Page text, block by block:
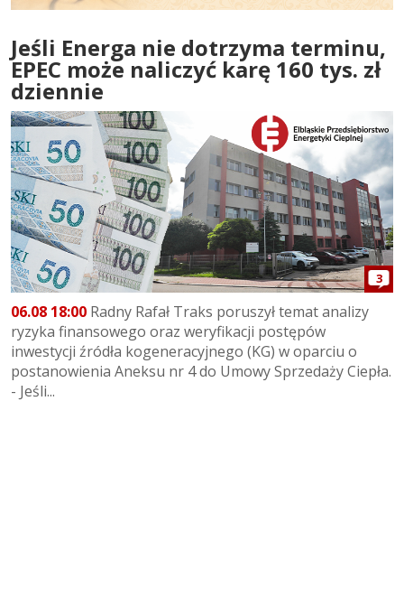
Jeśli Energa nie dotrzyma terminu,
EPEC może naliczyć karę 160 tys. zł
dziennie
3
06.08 18:00 Radny Rafał Traks poruszył temat analizy
ryzyka finansowego oraz weryfikacji postępów
inwestycji źródła kogeneracyjnego (KG) w oparciu o
postanowienia Aneksu nr 4 do Umowy Sprzedaży Ciepła.
- Jeśli...